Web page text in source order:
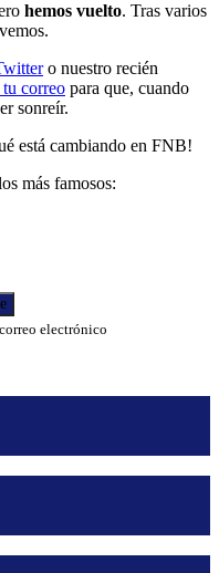
hemos vuelto. Tras varios
o nuestro recién
correo para que, cuando
sonreír.
está cambiando en FNB!
más famosos:
electrónico